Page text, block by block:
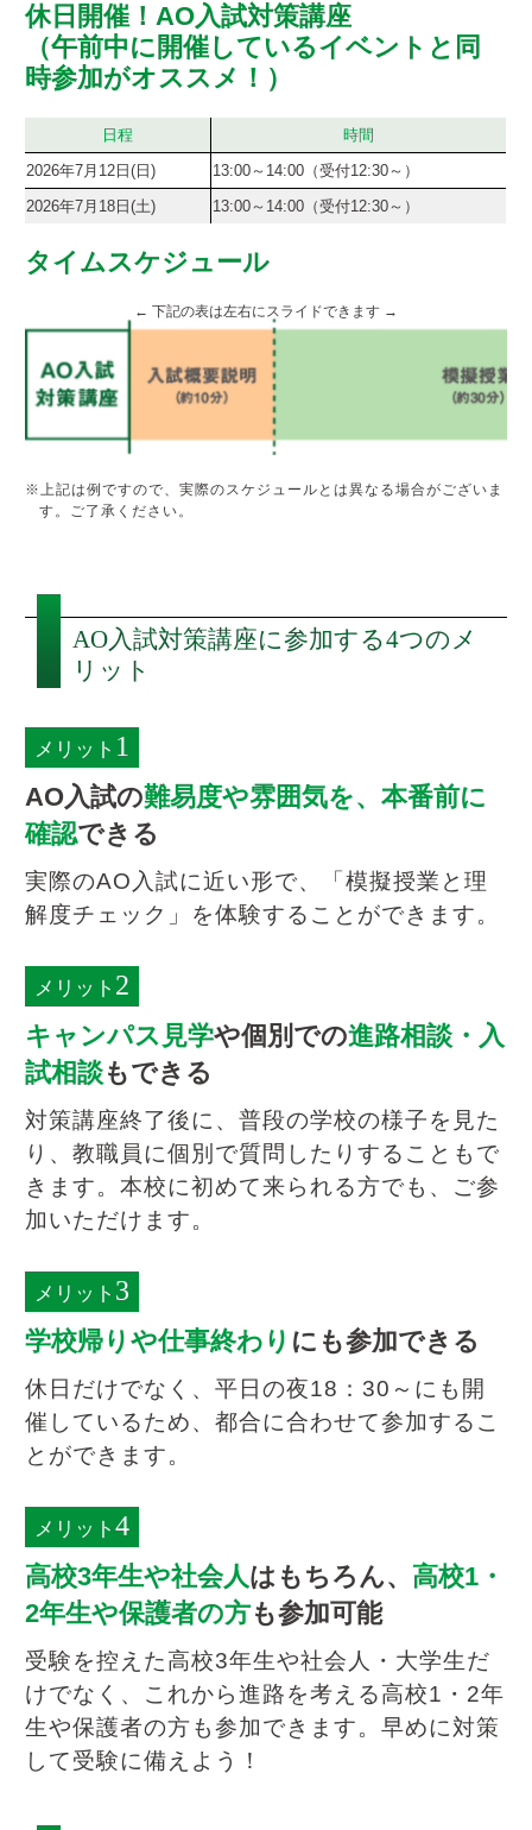
休日開催！AO入試対策講座
（午前中に開催しているイベントと同
時参加がオススメ！）
日程
時間
2026年7月12日(日)
13:00～14:00（受付12:30～）
2026年7月18日(土)
13:00～14:00（受付12:30～）
タイムスケジュール
← 下記の表は左右にスライドできます →
※上記は例ですので、実際のスケジュールとは異なる場合がございま
す。ご了承ください。
AO入試対策講座に参加する4つのメ
リット
メリット 1
AO入試の難易度や雰囲気を、本番前に
確認できる
実際のAO入試に近い形で、「模擬授業と理
解度チェック」を体験することができます。
メリット 2
キャンパス見学や個別での進路相談・入
試相談もできる
対策講座終了後に、普段の学校の様子を見た
り、教職員に個別で質問したりすることもで
きます。本校に初めて来られる方でも、ご参
加いただけます。
メリット 3
学校帰りや仕事終わり にも参加できる
休日だけでなく、平日の夜18：30～にも開
催しているため、都合に合わせて参加するこ
とができます。
メリット 4
高校3年生や社会人はもちろん、 高校1・
2年生や保護者の方も参加可能
受験を控えた高校3年生や社会人・大学生だ
けでなく、これから進路を考える高校1・2年
生や保護者の方も参加できます。早めに対策
して受験に備えよう！